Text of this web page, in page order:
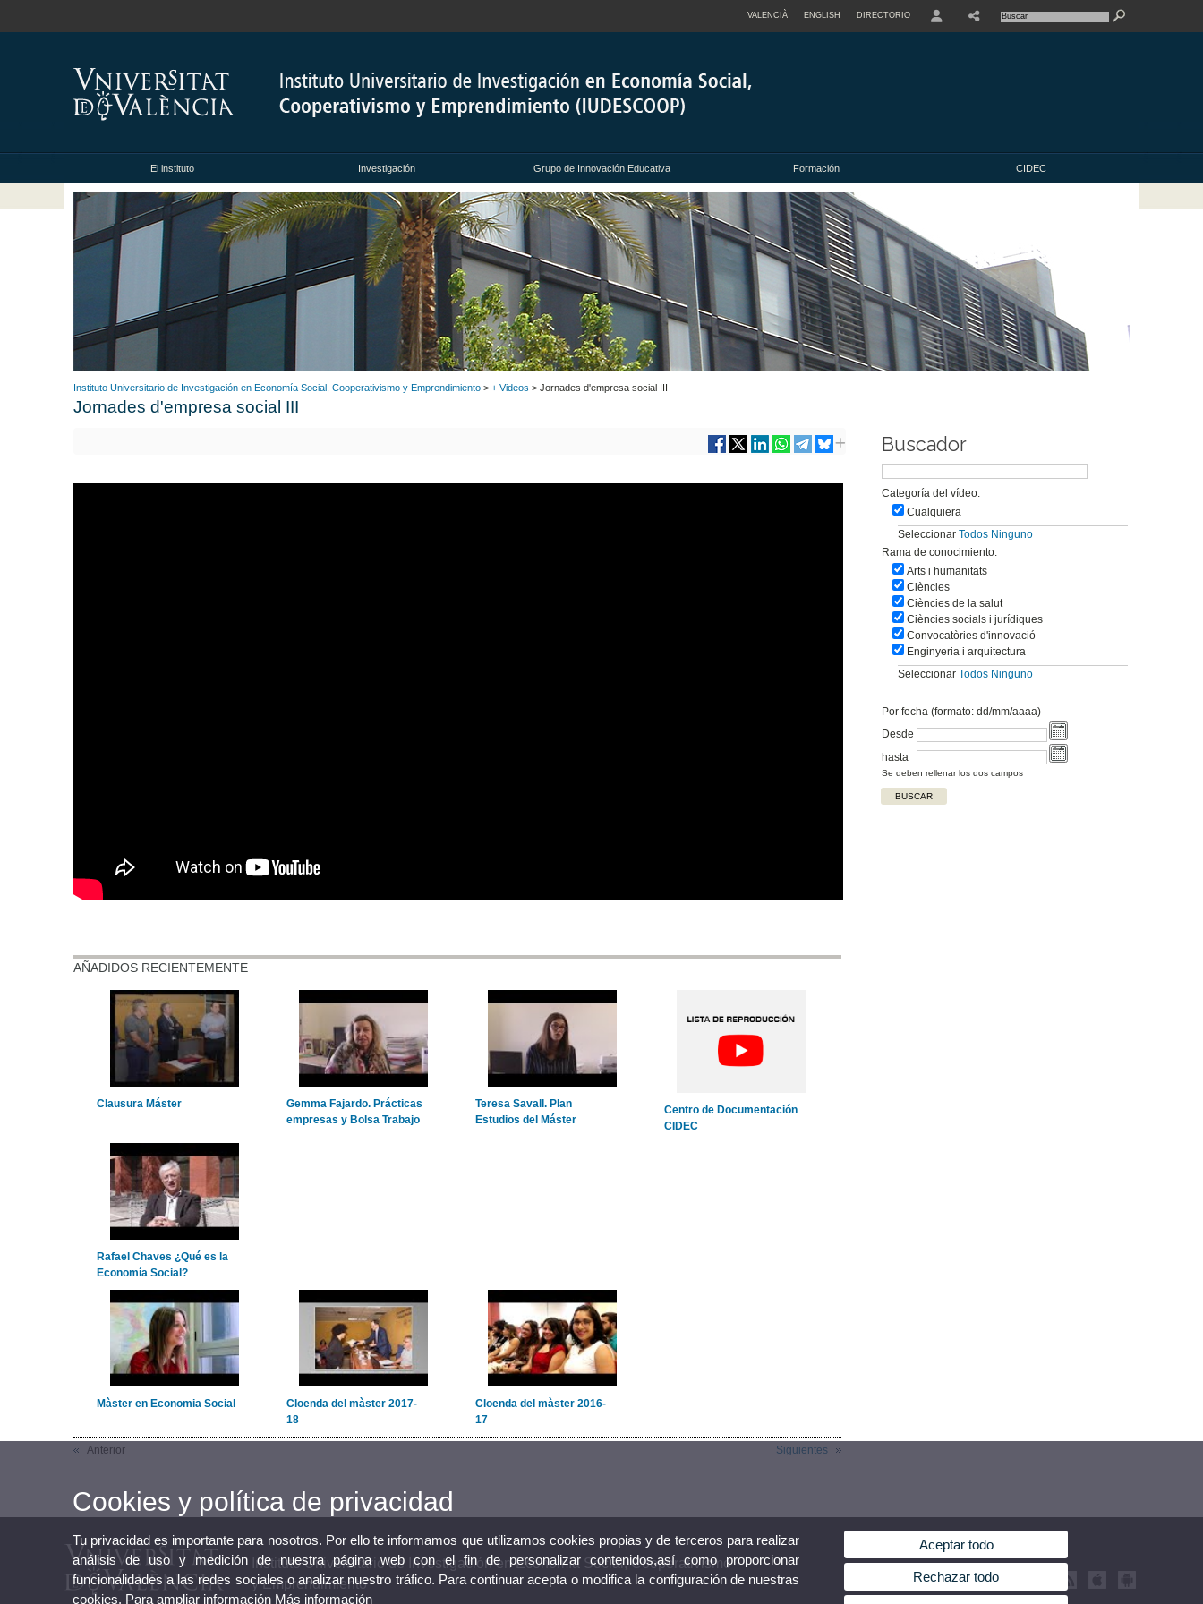
VALENCIÀ ENGLISH DIRECTORIO
El instituto Investigación Grupo de Innovación Educativa Formación CIDEC
Instituto Universitario de Investigación en Economía Social, Cooperativismo y Emprendimiento > + Videos > Jornades d'empresa social III
Jornades d'empresa social III
AÑADIDOS RECIENTEMENTE
Clausura Máster
Gemma Fajardo. Prácticas
empresas y Bolsa Trabajo
Teresa Savall. Plan
Estudios del Máster
Centro de Documentación
CIDEC
Rafael Chaves ¿Qué es la
Economía Social?
Màster en Economia Social
Cloenda del màster 2017-
18
Cloenda del màster 2016-
17
Anterior Siguientes
Buscador
Categoría del vídeo:
Cualquiera
SeleccionarTodos Ninguno
Rama de conocimiento:
Arts i humanitats
Ciències
Ciències de la salut
Ciències socials i jurídiques
Convocatòries d'innovació
Enginyeria i arquitectura
SeleccionarTodos Ninguno
Por fecha (formato: dd/mm/aaaa)
Desde
hasta
Se deben rellenar los dos campos
Instituto Universitario de Investigación en Economía Social, Cooperativismo
y Emprendimiento
Cookies y política de privacidad
Tu privacidad es importante para nosotros. Por ello te informamos que utilizamos cookies propias y de terceros para realizar
análisis de uso y medición de nuestra página web con el fin de personalizar contenidos,así como proporcionar
funcionalidades a las redes sociales o analizar nuestro tráfico. Para continuar acepta o modifica la configuración de nuestras
cookies. Para ampliar información Más información
Aceptar todo
Rechazar todo